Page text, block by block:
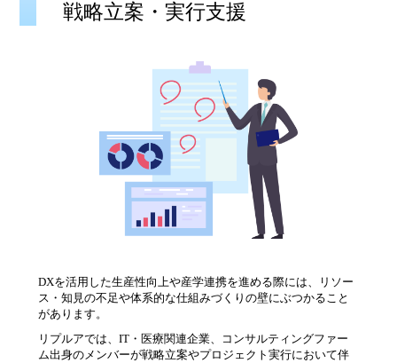
戦略立案・実行支援
DXを活用した生産性向上や産学連携を進める際には、リソー
ス・知見の不足や体系的な仕組みづくりの壁にぶつかること
があります。
リプルアでは、IT・医療関連企業、コンサルティングファー
ム出身のメンバーが戦略立案やプロジェクト実行において伴